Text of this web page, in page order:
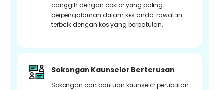
canggih dengan doktor yang paling
berpengalaman dalam kes anda. rawatan
terbaik dengan kos yang berpatutan.
Sokongan Kaunselor Berterusan
Sokongan dan bantuan kaunselor perubatan